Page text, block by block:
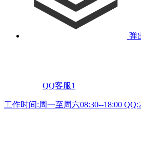
弹
QQ客服1
工作时间:周一至周六08:30--18:00